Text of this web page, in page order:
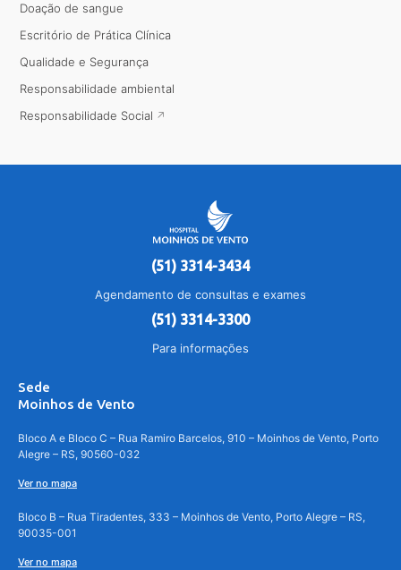
Doação de sangue
Escritório de Prática Clínica
Qualidade e Segurança
Responsabilidade ambiental
Responsabilidade Social
(51) 3314-3434
Agendamento de consultas e exames
(51) 3314-3300
Para informações
Sede
Moinhos de Vento
Bloco A e Bloco C – Rua Ramiro Barcelos, 910 – Moinhos de Vento, Porto
Alegre – RS, 90560-032
Ver no mapa
Bloco B – Rua Tiradentes, 333 – Moinhos de Vento, Porto Alegre – RS,
90035-001
Ver no mapa